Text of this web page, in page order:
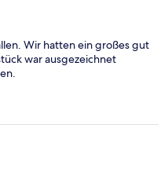
Wir hatten ein großes gut
war ausgezeichnet